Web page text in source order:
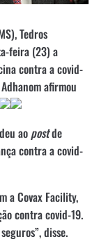
Tedros
feira (23) a
contra a covid-
afirmou
ao postde
contra a covid-
a Covax Facility,
contra covid-19.
disse.